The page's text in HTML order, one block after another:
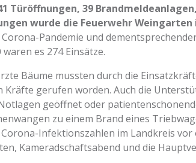
Türöffnungen, 39
wurde die Feuerwehr Weingarten
Pandemie und
es 274 Einsätze.
Bäume mussten durch die
gerufen worden. Auch die
geöffnet oder
zu einem Brand eines
Infektionszahlen im Landkreis
Kameradschaftsabend und die